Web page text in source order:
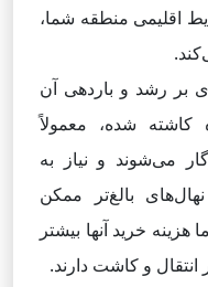
اقلیمی منطقه شما،
بر رشد و باردهی آن
کاشته شده، معمولاً
می‌شوند و نیاز به
بالغ‌تر ممکن
هزینه خرید آنها بیشتر
و کاشت دارند.